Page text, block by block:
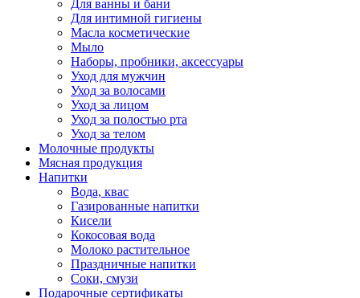
Для ванны и бани
Для интимной гигиены
Масла косметические
Мыло
Наборы, пробники, аксессуары
Уход для мужчин
Уход за волосами
Уход за лицом
Уход за полостью рта
Уход за телом
Молочные продукты
Мясная продукция
Напитки
Вода, квас
Газированные напитки
Кисели
Кокосовая вода
Молоко растительное
Праздничные напитки
Соки, смузи
Подарочные сертификаты